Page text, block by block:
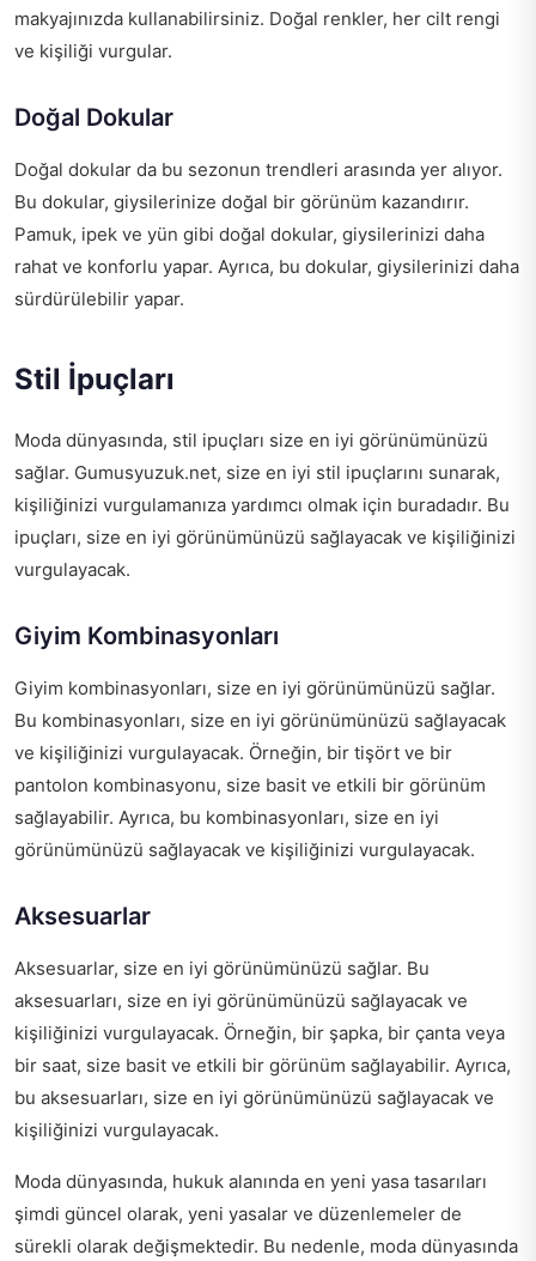
makyajınızda kullanabilirsiniz. Doğal renkler, her cilt rengi
ve kişiliği vurgular.
Doğal Dokular
Doğal dokular da bu sezonun trendleri arasında yer alıyor.
Bu dokular, giysilerinize doğal bir görünüm kazandırır.
Pamuk, ipek ve yün gibi doğal dokular, giysilerinizi daha
rahat ve konforlu yapar. Ayrıca, bu dokular, giysilerinizi daha
sürdürülebilir yapar.
Stil İpuçları
Moda dünyasında, stil ipuçları size en iyi görünümünüzü
sağlar. Gumusyuzuk.net, size en iyi stil ipuçlarını sunarak,
kişiliğinizi vurgulamanıza yardımcı olmak için buradadır. Bu
ipuçları, size en iyi görünümünüzü sağlayacak ve kişiliğinizi
vurgulayacak.
Giyim Kombinasyonları
Giyim kombinasyonları, size en iyi görünümünüzü sağlar.
Bu kombinasyonları, size en iyi görünümünüzü sağlayacak
ve kişiliğinizi vurgulayacak. Örneğin, bir tişört ve bir
pantolon kombinasyonu, size basit ve etkili bir görünüm
sağlayabilir. Ayrıca, bu kombinasyonları, size en iyi
görünümünüzü sağlayacak ve kişiliğinizi vurgulayacak.
Aksesuarlar
Aksesuarlar, size en iyi görünümünüzü sağlar. Bu
aksesuarları, size en iyi görünümünüzü sağlayacak ve
kişiliğinizi vurgulayacak. Örneğin, bir şapka, bir çanta veya
bir saat, size basit ve etkili bir görünüm sağlayabilir. Ayrıca,
bu aksesuarları, size en iyi görünümünüzü sağlayacak ve
kişiliğinizi vurgulayacak.
Moda dünyasında, hukuk alanında en yeni yasa tasarıları
şimdi güncel olarak, yeni yasalar ve düzenlemeler de
sürekli olarak değişmektedir. Bu nedenle, moda dünyasında